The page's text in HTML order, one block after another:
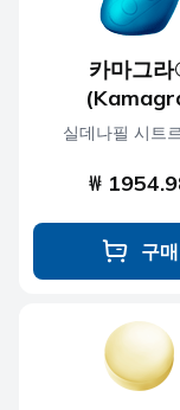
카마그
실데나필 시트
₩
구매